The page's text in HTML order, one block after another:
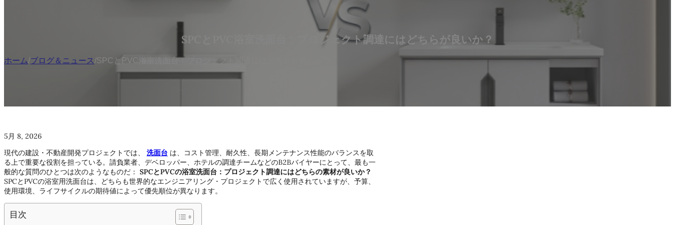
SPCとPVC浴室洗面台：プロジェクト調達にはどちらが良いか？
ホーム/ブログ＆ニュース /SPCとPVC浴室洗面台：プロジェクト調達にはどちらが良いか？
5月 8, 2026
現代の建設・不動産開発プロジェクトでは、 洗面台 は、コスト管理、耐久性、長期メンテナンス性能のバランスを取
る上で重要な役割を担っている。請負業者、デベロッパー、ホテルの調達チームなどのB2Bバイヤーにとって、最も一
般的な質問のひとつは次のようなものだ： SPCとPVCの浴室洗面台：プロジェクト調達にはどちらの素材が良いか？
SPCとPVCの浴室用洗面台は、どちらも世界的なエンジニアリング・プロジェクトで広く使用されていますが、予算、
使用環境、ライフサイクルの期待値によって優先順位が異なります。
目次